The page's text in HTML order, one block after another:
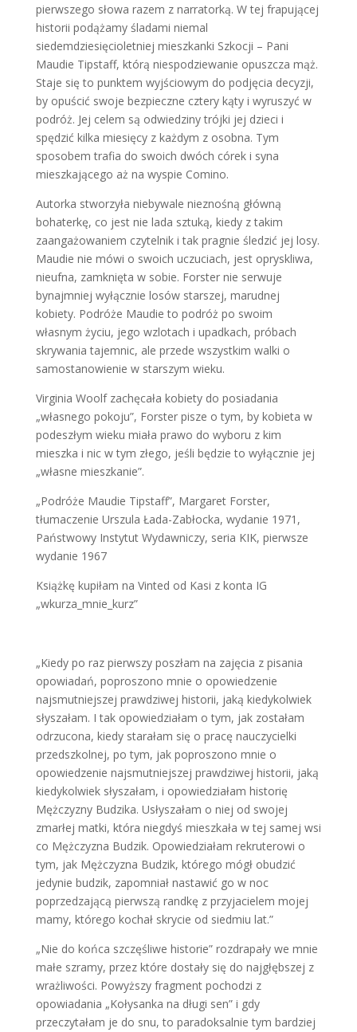
pierwszego słowa razem z narratorką. W tej frapującej
historii podążamy śladami niemal
siedemdziesięcioletniej mieszkanki Szkocji – Pani
Maudie Tipstaff, którą niespodziewanie opuszcza mąż.
Staje się to punktem wyjściowym do podjęcia decyzji,
by opuścić swoje bezpieczne cztery kąty i wyruszyć w
podróż. Jej celem są odwiedziny trójki jej dzieci i
spędzić kilka miesięcy z każdym z osobna. Tym
sposobem trafia do swoich dwóch córek i syna
mieszkającego aż na wyspie Comino.
Autorka stworzyła niebywale nieznośną główną
bohaterkę, co jest nie lada sztuką, kiedy z takim
zaangażowaniem czytelnik i tak pragnie śledzić jej losy.
Maudie nie mówi o swoich uczuciach, jest opryskliwa,
nieufna, zamknięta w sobie. Forster nie serwuje
bynajmniej wyłącznie losów starszej, marudnej
kobiety. Podróże Maudie to podróż po swoim
własnym życiu, jego wzlotach i upadkach, próbach
skrywania tajemnic, ale przede wszystkim walki o
samostanowienie w starszym wieku.
Virginia Woolf zachęcała kobiety do posiadania
„własnego pokoju”, Forster pisze o tym, by kobieta w
podeszłym wieku miała prawo do wyboru z kim
mieszka i nic w tym złego, jeśli będzie to wyłącznie jej
„własne mieszkanie”.
„Podróże Maudie Tipstaff”, Margaret Forster,
tłumaczenie Urszula Łada-Zabłocka, wydanie 1971,
Państwowy Instytut Wydawniczy, seria KIK, pierwsze
wydanie 1967
Książkę kupiłam na Vinted od Kasi z konta IG
„wkurza_mnie_kurz”
„Kiedy po raz pierwszy poszłam na zajęcia z pisania
opowiadań, poproszono mnie o opowiedzenie
najsmutniejszej prawdziwej historii, jaką kiedykolwiek
słyszałam. I tak opowiedziałam o tym, jak zostałam
odrzucona, kiedy starałam się o pracę nauczycielki
przedszkolnej, po tym, jak poproszono mnie o
opowiedzenie najsmutniejszej prawdziwej historii, jaką
kiedykolwiek słyszałam, i opowiedziałam historię
Mężczyzny Budzika. Usłyszałam o niej od swojej
zmarłej matki, która niegdyś mieszkała w tej samej wsi
co Mężczyzna Budzik. Opowiedziałam rekruterowi o
tym, jak Mężczyzna Budzik, którego mógł obudzić
jedynie budzik, zapomniał nastawić go w noc
poprzedzającą pierwszą randkę z przyjacielem mojej
mamy, którego kochał skrycie od siedmiu lat.”
„Nie do końca szczęśliwe historie” rozdrapały we mnie
małe szramy, przez które dostały się do najgłębszej z
wrażliwości. Powyższy fragment pochodzi z
opowiadania „Kołysanka na długi sen” i gdy
przeczytałam je do snu, to paradoksalnie tym bardziej